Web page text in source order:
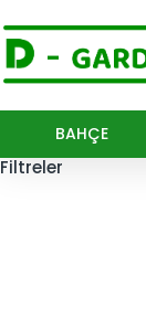
BAHÇE
Filtreler